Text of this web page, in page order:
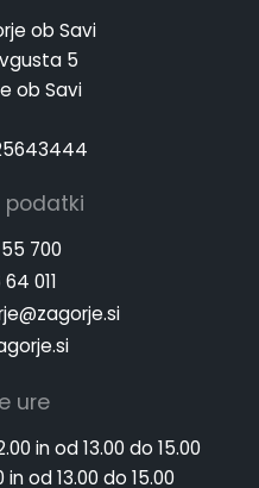
ob Savi
5
ob Savi
podatki
700
011
ure
in od 13.00 do 15.00
in od 13.00 do 15.00